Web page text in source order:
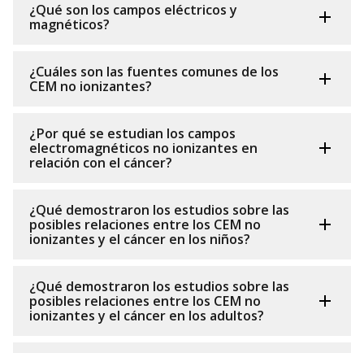
¿Qué son los campos eléctricos y
magnéticos?
¿Cuáles son las fuentes comunes de los
CEM no ionizantes?
¿Por qué se estudian los campos
electromagnéticos no ionizantes en
relación con el cáncer?
¿Qué demostraron los estudios sobre las
posibles relaciones entre los CEM no
ionizantes y el cáncer en los niños?
¿Qué demostraron los estudios sobre las
posibles relaciones entre los CEM no
ionizantes y el cáncer en los adultos?